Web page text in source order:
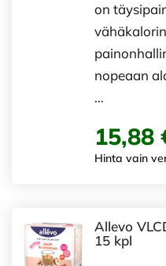
on
nopeaan
…
15,88
Hinta vain
Allevo
15 kpl